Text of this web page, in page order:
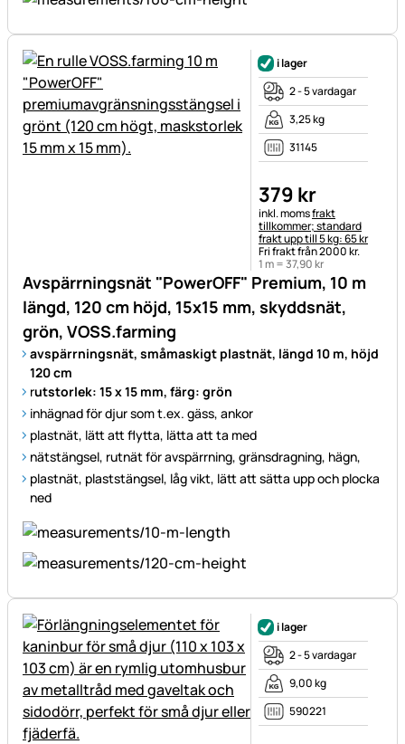
Avspärrningsnät "PowerOFF" Premium, 10 m
längd, 120 cm höjd, 15x15 mm, skyddsnät,
grön, VOSS.farming
avspärrningsnät, småmaskigt plastnät, längd 10 m, höjd
120 cm
rutstorlek: 15 x 15 mm, färg: grön
inhägnad för djur som t.ex. gäss, ankor
plastnät, lätt att flytta, lätta att ta med
nätstängsel, rutnät för avspärrning, gränsdragning, hägn,
plastnät, plaststängsel, låg vikt, lätt att sätta upp och plocka
ned
i lager
2 - 5 vardagar
3,25 kg
31145
379 kr
Skatteinformation:
inkl. momsfrakt
tillkommer; standard
frakt upp till 5 kg: 65 kr
Fri frakt från 2000 kr.
1 m =37,90kr
i lager
2 - 5 vardagar
9,00 kg
590221